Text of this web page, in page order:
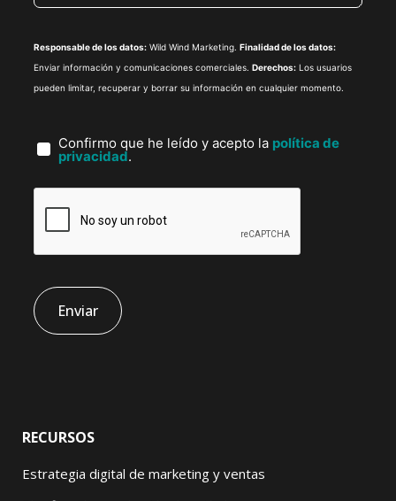
Responsable de los datos: Wild Wind Marketing. Finalidad de los datos:
Enviar información y comunicaciones comerciales. Derechos: Los usuarios
pueden limitar, recuperar y borrar su información en cualquier momento.
Confirmo que he leído y acepto la política de
privacidad.
RECURSOS
Estrategia digital de marketing y ventas